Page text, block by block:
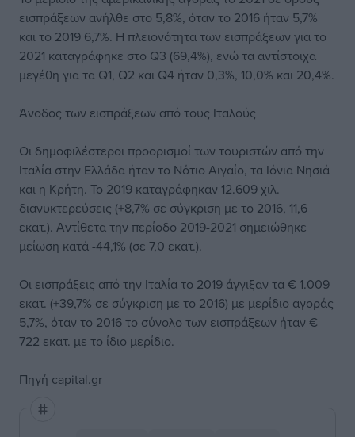
εισπράξεων ανήλθε στο 5,8%, όταν το 2016 ήταν 5,7%
και το 2019 6,7%. Η πλειονότητα των εισπράξεων για το
2021 καταγράφηκε στο Q3 (69,4%), ενώ τα αντίστοιχα
μεγέθη για τα Q1, Q2 και Q4 ήταν 0,3%, 10,0% και 20,4%.
Άνοδος των εισπράξεων από τους Ιταλούς
Οι δημοφιλέστεροι προορισμοί των τουριστών από την
Ιταλία στην Ελλάδα ήταν το Νότιο Αιγαίο, τα Ιόνια Νησιά
και η Κρήτη. Το 2019 καταγράφηκαν 12.609 χιλ.
διανυκτερεύσεις (+8,7% σε σύγκριση με το 2016, 11,6
εκατ.). Αντίθετα την περίοδο 2019-2021 σημειώθηκε
μείωση κατά -44,1% (σε 7,0 εκατ.).
Οι εισπράξεις από την Ιταλία το 2019 άγγιξαν τα € 1.009
εκατ. (+39,7% σε σύγκριση με το 2016) με μερίδιο αγοράς
5,7%, όταν το 2016 το σύνολο των εισπράξεων ήταν €
722 εκατ. με το ίδιο μερίδιο.
Πηγή capital.gr